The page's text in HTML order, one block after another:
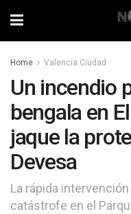
Home Valencia Ciudad
Un incendio
bengala en
jaque la
Devesa
La rápida
catástrofe en el